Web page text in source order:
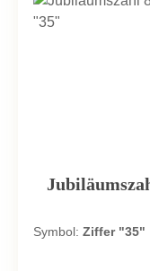
Symbol: Ziffer "35"